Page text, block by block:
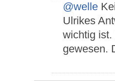
@welle
Ulrikes
wichtig ist.
gewesen.